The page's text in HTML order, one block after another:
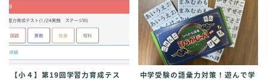
その他 中学受験関連
お問い合わせ
【小４】第19回学習力育成テス
中学受験の語彙力対策！遊んで学